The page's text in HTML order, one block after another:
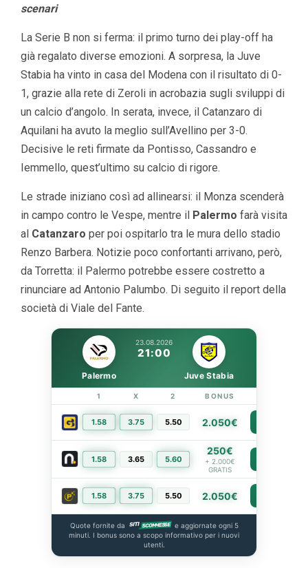
scenari
La Serie B non si ferma: il primo turno dei play-off ha
già regalato diverse emozioni. A sorpresa, la Juve
Stabia ha vinto in casa del Modena con il risultato di 0-
1, grazie alla rete di Zeroli in acrobazia sugli sviluppi di
un calcio d’angolo. In serata, invece, il Catanzaro di
Aquilani ha avuto la meglio sull’Avellino per 3-0.
Decisive le reti firmate da Pontisso, Cassandro e
Iemmello, quest’ultimo su calcio di rigore.
Le strade iniziano così ad allinearsi: il Monza scenderà
in campo contro le Vespe, mentre il Palermo farà visita
al Catanzaro per poi ospitarlo tra le mura dello stadio
Renzo Barbera. Notizie poco confortanti arrivano, però,
da Torretta: il Palermo potrebbe essere costretto a
rinunciare ad Antonio Palumbo. Di seguito il report della
società di Viale del Fante.
23.08.2026
21:00
Palermo Juve Stabia
1 X 2 BONUS
1.58 3.75 5.50 2.050€
1.58 3.65 5.60
250€
+ 2.000€
GRATIS
1.58 3.75 5.50 2.050€
Quote fornite da
e aggiornate ogni 5
minuti. I bonus sono a scopo informativo per i nuovi
utenti.